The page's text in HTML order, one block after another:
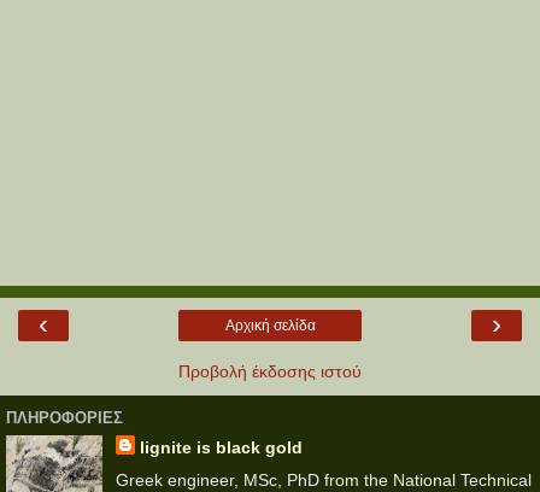
‹ ›
Αρχική σελίδα
Προβολή έκδοσης ιστού
ΠΛΗΡΟΦΟΡΙΕΣ
lignite is black gold
Greek engineer, MSc, PhD from the National Technical